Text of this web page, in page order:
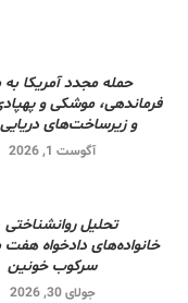
حمله مجدد آمریکا به
فرماندهی، موشکی و
و زیرساخت‌های دریایی
آگوست 1, 2026
تحلیل
خانواده‌های دادخواه هفت
سرکوب خونین
جولای 30, 2026